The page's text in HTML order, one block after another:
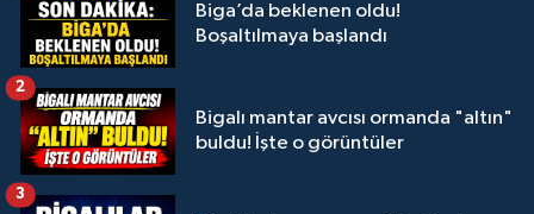
Biga’da beklenen oldu!
Boşaltılmaya başlandı
Bigalı mantar avcısı ormanda "altın"
buldu! İşte o görüntüler
2
3